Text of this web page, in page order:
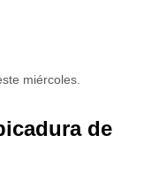
miércoles.
de